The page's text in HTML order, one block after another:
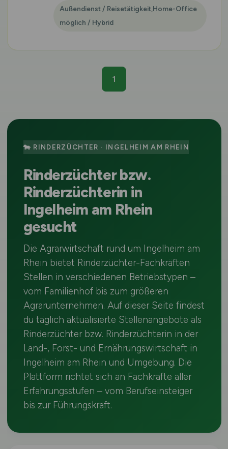
Außendienst / Reisetätigkeit,Home-Office
möglich / Hybrid
1
🐄 RINDERZÜCHTER · INGELHEIM AM RHEIN
Rinderzüchter bzw.
Rinderzüchterin in
Ingelheim am Rhein
gesucht
Die Agrarwirtschaft rund um Ingelheim am
Rhein bietet Rinderzüchter-Fachkräften
Stellen in verschiedenen Betriebstypen –
vom Familienhof bis zum größeren
Agrarunternehmen. Auf dieser Seite findest
du täglich aktualisierte Stellenangebote als
Rinderzüchter bzw. Rinderzüchterin in der
Land-, Forst- und Ernährungswirtschaft in
Ingelheim am Rhein und Umgebung. Die
Plattform richtet sich an Fachkräfte aller
Erfahrungsstufen – vom Berufseinsteiger
bis zur Führungskraft.